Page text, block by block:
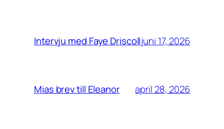
Intervju med Faye Driscolljuni 17, 2026
Mias brev till Eleanor april 28, 2026